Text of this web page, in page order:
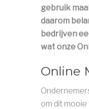
gebruik
daarom
bedrijven
wat onze
Online
om dit